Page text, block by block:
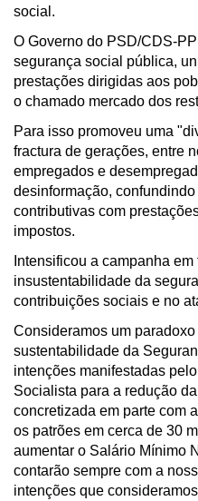
social.
O Governo do PSD/CDS-
segurança social pública,
prestações dirigidas aos
o chamado mercado dos
Para isso promoveu uma
fractura de gerações, entre
empregados e
desinformação,
contributivas com
impostos.
Intensificou a campanha
insustentabilidade da
contribuições sociais e no
Consideramos um
sustentabilidade da
intenções manifestadas
Socialista para a redução
concretizada em parte com
os patrões em cerca de 30
aumentar o Salário Mínimo
contarão sempre com a
intenções que